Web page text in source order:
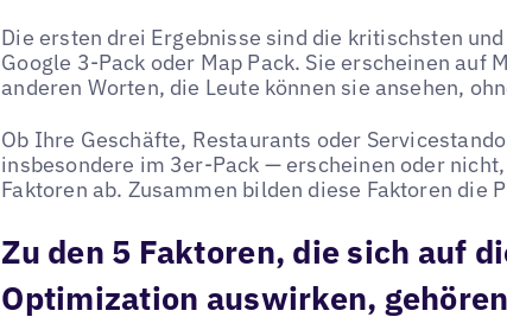
Die ersten drei Ergebnisse sind die kritischsten
Google 3-Pack oder Map Pack. Sie erscheinen auf
anderen Worten, die Leute können sie ansehen,
Ob Ihre Geschäfte, Restaurants oder
insbesondere im 3er-Pack — erscheinen oder
Faktoren ab. Zusammen bilden diese Faktoren die
Zu den 5 Faktoren, die sich auf
Optimization auswirken,